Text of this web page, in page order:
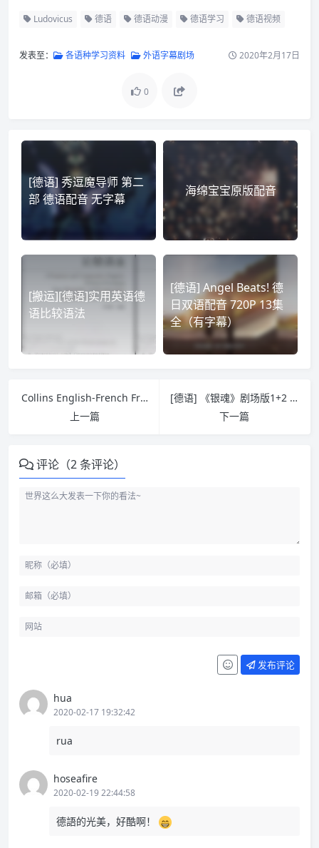
Ludovicus 德语 德语动漫 德语学习 德语视频
发表至： 各语种学习资料 外语字幕剧场 2020年2月17日
0
[德语] 秀逗魔导师 第二
部 德语配音 无字幕
海绵宝宝原版配音
[搬运][德语]实用英语德
语比较语法
[德语] Angel Beats! 德
日双语配音 720P 13集
全（有字幕）
Collins English-French French-English Dictionary
上一篇
[德语] 《银魂》剧场版1+2 德语配音 有字幕 720P
下一篇
评论（2 条评论）
发布评论
hua
2020-02-17 19:32:42
rua
hoseafire
2020-02-19 22:44:58
德語的光美，好酷啊！